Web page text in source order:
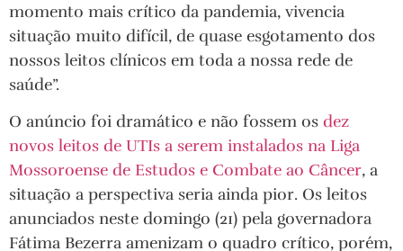
momento mais crítico da pandemia, vivencia
situação muito difícil, de quase esgotamento dos
nossos leitos clínicos em toda a nossa rede de
saúde”.
O anúncio foi dramático e não fossem os dez
novos leitos de UTIs a serem instalados na Liga
Mossoroense de Estudos e Combate ao Câncer, a
situação a perspectiva seria ainda pior. Os leitos
anunciados neste domingo (21) pela governadora
Fátima Bezerra amenizam o quadro crítico, porém,